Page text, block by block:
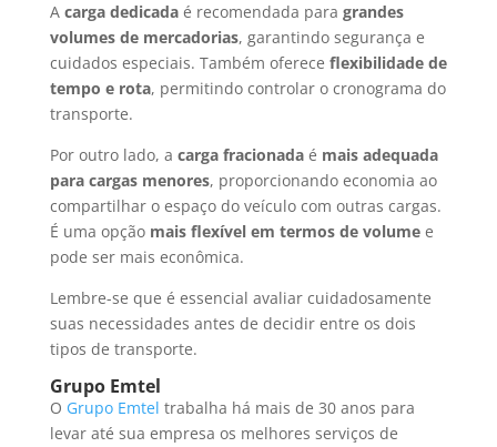
A carga dedicadaé recomendada para grandes
volumes de mercadorias, garantindo segurança e
cuidados especiais. Também oferece flexibilidade de
tempo e rota, permitindo controlar o cronograma do
transporte.
Por outro lado, a carga fracionadaé mais adequada
para cargas menores, proporcionando economia ao
compartilhar o espaço do veículo com outras cargas.
É uma opção mais flexível em termos de volumee
pode ser mais econômica.
Lembre-se que é essencial avaliar cuidadosamente
suas necessidades antes de decidir entre os dois
tipos de transporte.
Grupo Emtel
O Grupo Emtel trabalha há mais de 30 anos para
levar até sua empresa os melhores serviços de